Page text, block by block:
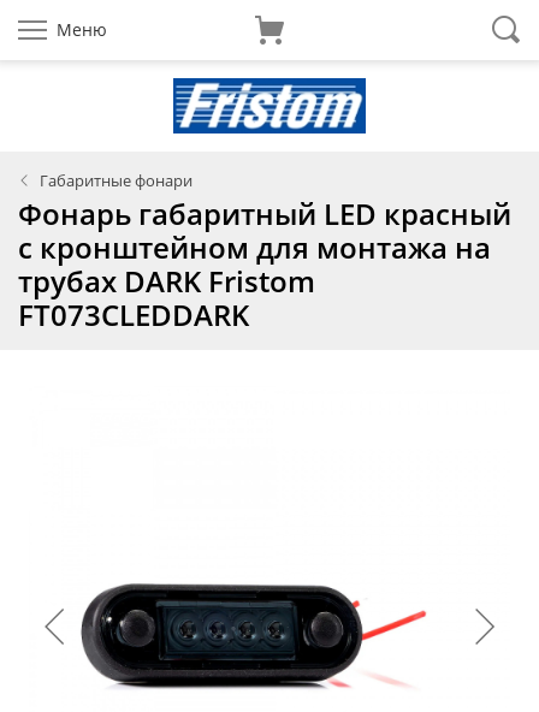
Меню
Габаритные фонари
Фонарь габаритный LED красный
с кронштейном для монтажа на
трубах DARK Fristom
FT073CLEDDARK